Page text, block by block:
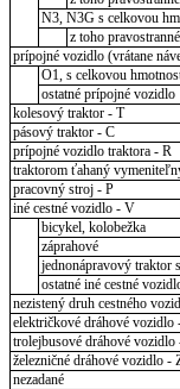
N3, N3G s celkovou
z toho
prípojné vozidlo (vrátane
O1, s celkovou
ostatné prípojné vozidlo
kolesový traktor - T
pásový traktor - C
prípojné vozidlo traktora - R
traktorom ťahaný
pracovný stroj - P
iné cestné vozidlo - V
bicykel, kolobežka
záprahové
jednonápravový traktor
ostatné iné cestné
nezistený druh cestného
električkové dráhové vozidlo
trolejbusové dráhové vozidlo
železničné dráhové vozidlo -
nezadané